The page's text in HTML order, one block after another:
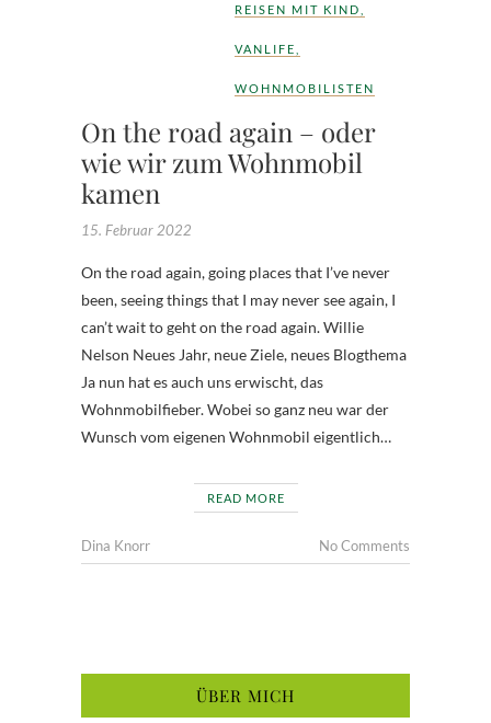
REISEN MIT KIND
VANLIFE
WOHNMOBILISTEN
On the road again – oder
wie wir zum Wohnmobil
kamen
15. Februar 2022
On the road again, going places that I’ve never
been, seeing things that I may never see again, I
can’t wait to geht on the road again. Willie
Nelson Neues Jahr, neue Ziele, neues Blogthema
Ja nun hat es auch uns erwischt, das
Wohnmobilfieber. Wobei so ganz neu war der
Wunsch vom eigenen Wohnmobil eigentlich…
READ MORE
Dina Knorr No Comments
ÜBER MICH